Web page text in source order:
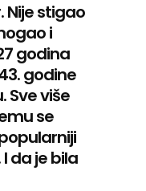
Nije stigao
i
godina
godine
Sve više
se
da je bila